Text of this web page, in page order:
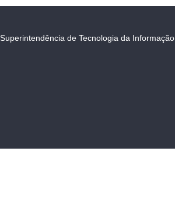
Superintendência de Tecnologia da Informação